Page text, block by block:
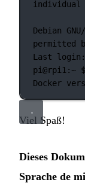
individual
Debian
permitted
Last
login:
pi@rpi1:~
Docker
Viel Spaß!
Dieses
Sprache de